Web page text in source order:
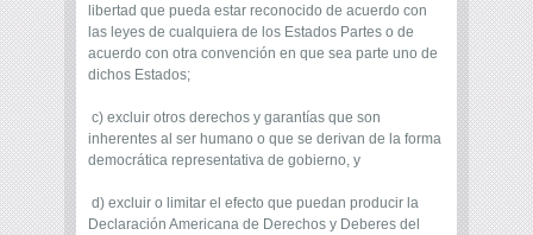
libertad que pueda estar reconocido de acuerdo con
las leyes de cualquiera de los Estados Partes o de
acuerdo con otra convención en que sea parte uno de
dichos Estados;
c) excluir otros derechos y garantías que son
inherentes al ser humano o que se derivan de la forma
democrática representativa de gobierno, y
d) excluir o limitar el efecto que puedan producir la
Declaración Americana de Derechos y Deberes del